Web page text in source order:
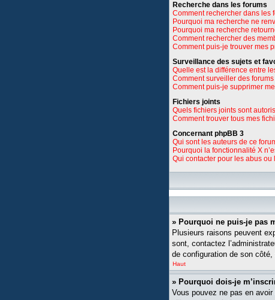
Recherche dans les forums
Comment rechercher dans les
Pourquoi ma recherche ne
Pourquoi ma recherche
Comment rechercher des
Comment puis-je trouver mes
Surveillance des sujets et
Quelle est la différence entre
Comment surveiller des
Comment puis-je supprimer
Fichiers joints
Quels fichiers joints sont
Comment trouver tous mes
Concernant phpBB 3
Qui sont les auteurs de ce
Pourquoi la fonctionnalité X
Qui contacter pour les abus
» Pourquoi ne puis-je pas
Plusieurs raisons peuvent
sont, contactez
de configuration de son côté,
Haut
» Pourquoi dois-je
Vous pouvez ne pas en